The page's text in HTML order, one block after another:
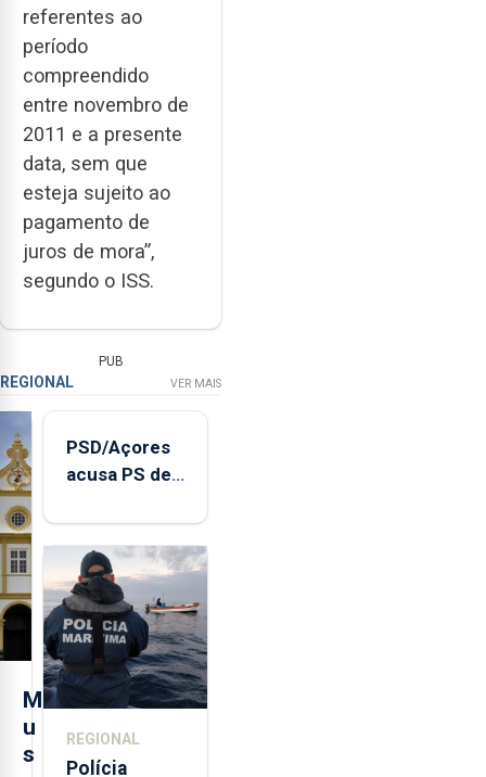
referentes ao
período
compreendido
entre novembro de
2011 e a presente
data, sem que
esteja sujeito ao
pagamento de
juros de mora”,
segundo o ISS.
PUB
REGIONAL VER MAIS
M
u
s
PSD/Açores
acusa PS de
contraditória"
sobre
evolução
turística
REGIONAL
Polícia